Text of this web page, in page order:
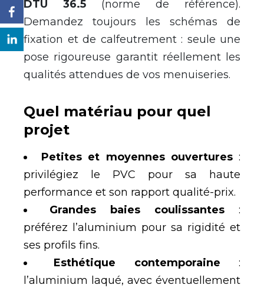
DTU 36.5 (norme de référence).
Demandez toujours les schémas de
fixation et de calfeutrement : seule une
pose rigoureuse garantit réellement les
qualités attendues de vos menuiseries.
Quel matériau pour quel
projet
Petites et moyennes ouvertures:
privilégiez le PVC pour sa haute
performance et son rapport qualité-prix.
Grandes baies coulissantes :
préférez l’aluminium pour sa rigidité et
ses profils fins.
Esthétique contemporaine :
l’aluminium laqué, avec éventuellement